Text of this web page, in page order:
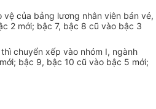
của bảng lương nhân viên bán vé,
2 mới; bậc 7, bậc 8 cũ vào bậc 3
chuyển xếp vào nhóm I, ngành
bậc 9, bậc 10 cũ vào bậc 5 mới;